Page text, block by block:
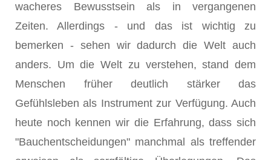
wacheres Bewusstsein als in vergangenen
Zeiten. Allerdings - und das ist wichtig zu
bemerken - sehen wir dadurch die Welt auch
anders. Um die Welt zu verstehen, stand dem
Menschen früher deutlich stärker das
Gefühlsleben als Instrument zur Verfügung. Auch
heute noch kennen wir die Erfahrung, dass sich
"Bauchentscheidungen" manchmal als treffender